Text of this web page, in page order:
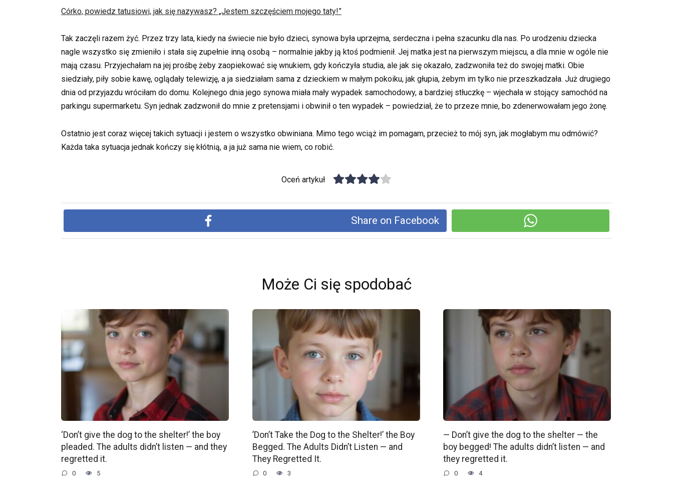
Córko, powiedz tatusiowi, jak się nazywasz? „Jestem szczęściem mojego taty!”
Tak zaczęli razem żyć. Przez trzy lata, kiedy na świecie nie było dzieci, synowa była uprzejma, serdeczna i pełna szacunku dla nas. Po urodzeniu dziecka
nagle wszystko się zmieniło i stała się zupełnie inną osobą – normalnie jakby ją ktoś podmienił. Jej matka jest na pierwszym miejscu, a dla mnie w ogóle nie
mają czasu. Przyjechałam na jej prośbę żeby zaopiekować się wnukiem, gdy kończyła studia, ale jak się okazało, zadzwoniła też do swojej matki. Obie
siedziały, piły sobie kawę, oglądały telewizję, a ja siedziałam sama z dzieckiem w małym pokoiku, jak głupia, żebym im tylko nie przeszkadzała. Już drugiego
dnia od przyjazdu wróciłam do domu. Kolejnego dnia jego synowa miała mały wypadek samochodowy, a bardziej stłuczkę – wjechała w stojący samochód na
parkingu supermarketu. Syn jednak zadzwonił do mnie z pretensjami i obwinił o ten wypadek – powiedział, że to przeze mnie, bo zdenerwowałam jego żonę.
Ostatnio jest coraz więcej takich sytuacji i jestem o wszystko obwiniana. Mimo tego wciąż im pomagam, przecież to mój syn, jak mogłabym mu odmówić?
Każda taka sytuacja jednak kończy się kłótnią, a ja już sama nie wiem, co robić.
Oceń artykuł
Share on Facebook
Może Ci się spodobać
‘Don’t give the dog to the shelter!’ the boy
pleaded. The adults didn’t listen — and they
regretted it.
0 5
’Don’t Take the Dog to the Shelter!’ the Boy
Begged. The Adults Didn’t Listen — and
They Regretted It.
0 3
— Don’t give the dog to the shelter — the
boy begged! The adults didn’t listen — and
they regretted it.
0 4